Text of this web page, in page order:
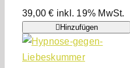
39,00€ inkl. 19% MwSt.
Hinzufügen